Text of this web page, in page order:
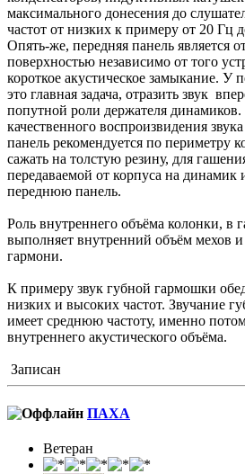
максимального донесения до
частот от низких к примеру от 20 Гц
Опять-же, передняя панель является
поверхностью независимо от того
короткое акустическое замыкание. У
это главная задача, отразить звук
попутной роли держателя динамиков.
качественного воспроизвидения
панель рекомендуется по периметру
сажать на толстую резину, для
передаваемой от корпуса на
переднюю панель.
Роль внутреннего объёма колонки, в
выполняет внутренний объём мехов
гармони.
К примеру звук губной гармошки
низких и высоких частот. Звучание
имеет среднюю частоту, именно
внутреннего акустического объёма.
Записан
ПАХА
Ветеран